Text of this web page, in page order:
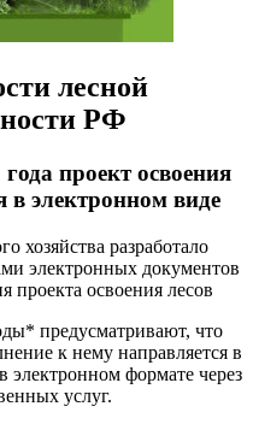
лесной
РФ
проект освоения
в электронном виде
хозяйства разработало
электронных документов
проекта освоения лесов
предусматривают, что
к нему направляется в
электронном формате через
услуг.